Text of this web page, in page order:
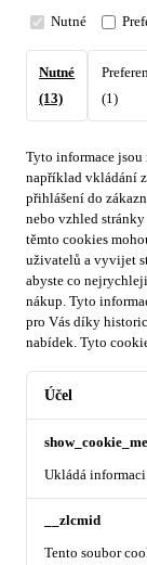
Nutné
Nutné
(13)
(1)
Tyto informace jsou
například vkládání
přihlášení do
nebo vzhled
těmto cookies
uživatelů a vyvijet
abyste co
nákup. Tyto
pro Vás díky
nabídek. Tyto
Účel
Ukládá
__zlcmid
Tento soubor